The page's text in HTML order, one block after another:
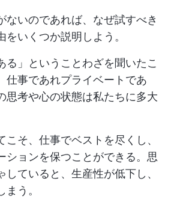
ないのであれば、なぜ試すべき
をいくつか説明しよう。
る」ということわざを聞いたこ
仕事であれプライベートであ
思考や心の状態は私たちに多大
こそ、仕事でベストを尽くし、
ションを保つことができる。思
していると、生産性が低下し、
う。